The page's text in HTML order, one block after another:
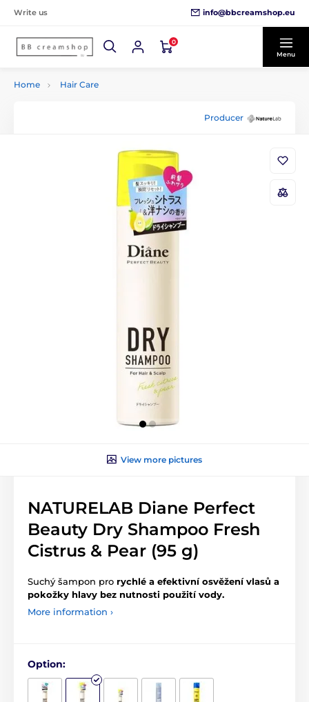
Write us info@bbcreamshop.eu
0
Menu
Home Hair Care
Producer
View more pictures
NATURELAB Diane Perfect
Beauty Dry Shampoo Fresh
Cistrus & Pear (95 g)
Suchý šampon pro rychlé a efektivní osvěžení vlasů a
pokožky hlavy bez nutnosti použití vody.
More information ›
Option: